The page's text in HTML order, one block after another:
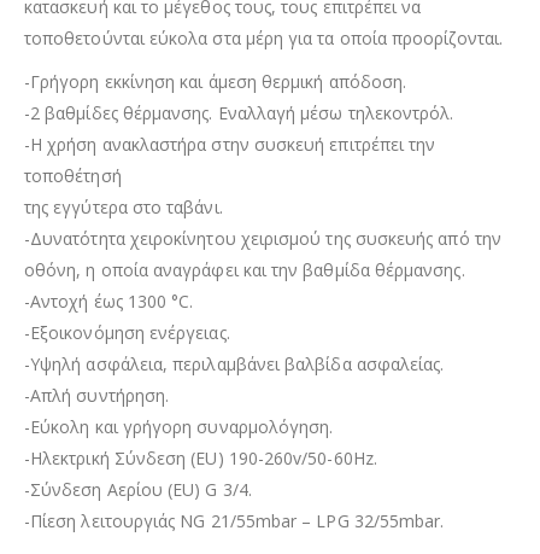
κατασκευή και το μέγεθος τους, τους επιτρέπει να
τοποθετούνται εύκολα στα μέρη για τα οποία προορίζονται.
-Γρήγορη εκκίνηση και άμεση θερμική απόδοση.
-2 βαθμίδες θέρμανσης. Εναλλαγή μέσω τηλεκοντρόλ.
-Η χρήση ανακλαστήρα στην συσκευή επιτρέπει την
τοποθέτησή
της εγγύτερα στο ταβάνι.
-Δυνατότητα χειροκίνητου χειρισμού της συσκευής από την
οθόνη, η οποία αναγράφει και την βαθμίδα θέρμανσης.
-Αντοχή έως 1300 °C.
-Εξοικονόμηση ενέργειας.
-Υψηλή ασφάλεια, περιλαμβάνει βαλβίδα ασφαλείας.
-Απλή συντήρηση.
-Εύκολη και γρήγορη συναρμολόγηση.
-Ηλεκτρική Σύνδεση (EU) 190-260v/50-60Hz.
-Σύνδεση Αερίου (EU) G 3/4.
-Πίεση λειτουργιάς NG 21/55mbar – LPG 32/55mbar.